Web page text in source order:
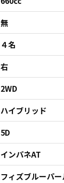
無
４名
右
2WD
ハイブリッド
5D
インパネAT
フィズブルーパ